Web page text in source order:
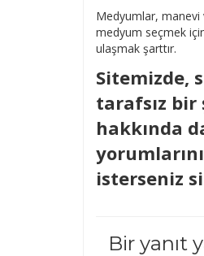
Medyumlar, manevi
medyum seçmek
ulaşmak şarttır.
Sitemizde,
tarafsız bir
hakkında
isterseniz
Bir yanıt